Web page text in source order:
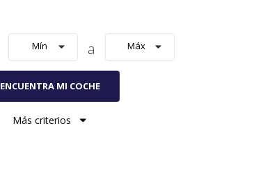
Mín a Máx
ENCUENTRA MI COCHE
Más criterios